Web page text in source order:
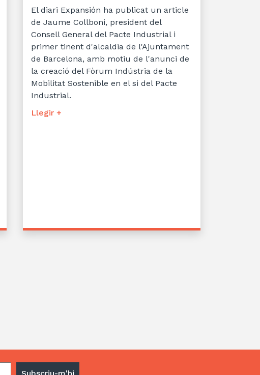
El diari Expansión ha publicat un article
de Jaume Collboni, president del
Consell General del Pacte Industrial i
primer tinent d'alcaldia de l'Ajuntament
de Barcelona, amb motiu de l'anunci de
la creació del Fòrum Indústria de la
Mobilitat Sostenible en el si del Pacte
Industrial.
Llegir +